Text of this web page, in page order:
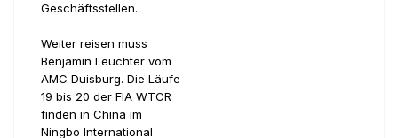
Geschäftsstellen.
Weiter reisen muss
Benjamin Leuchter vom
AMC Duisburg. Die Läufe
19 bis 20 der FIA WTCR
finden in China im
Ningbo International